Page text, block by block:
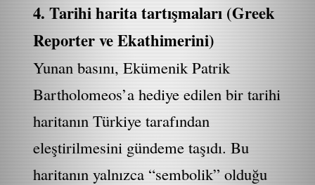
4. Tarihi harita tartışmaları (Greek
Reporter ve Ekathimerini)
Yunan basını, Ekümenik Patrik
Bartholomeos’a hediye edilen bir tarihi
haritanın Türkiye tarafından
eleştirilmesini gündeme taşıdı. Bu
haritanın yalnızca “sembolik” olduğu